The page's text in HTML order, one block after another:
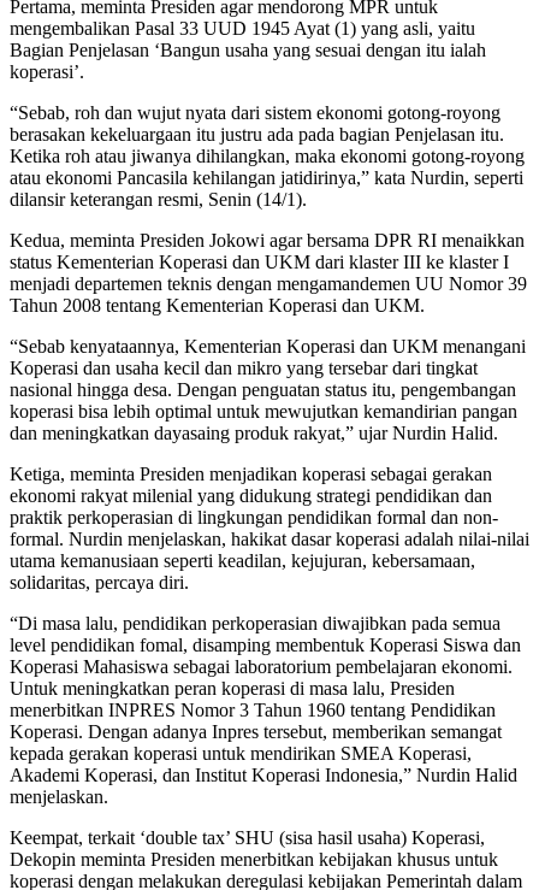
Pertama, meminta Presiden agar mendorong MPR untuk
mengembalikan Pasal 33 UUD 1945 Ayat (1) yang asli, yaitu
Bagian Penjelasan ‘Bangun usaha yang sesuai dengan itu ialah
koperasi’.
“Sebab, roh dan wujut nyata dari sistem ekonomi gotong-royong
berasakan kekeluargaan itu justru ada pada bagian Penjelasan itu.
Ketika roh atau jiwanya dihilangkan, maka ekonomi gotong-royong
atau ekonomi Pancasila kehilangan jatidirinya,” kata Nurdin, seperti
dilansir keterangan resmi, Senin (14/1).
Kedua, meminta Presiden Jokowi agar bersama DPR RI menaikkan
status Kementerian Koperasi dan UKM dari klaster III ke klaster I
menjadi departemen teknis dengan mengamandemen UU Nomor 39
Tahun 2008 tentang Kementerian Koperasi dan UKM.
“Sebab kenyataannya, Kementerian Koperasi dan UKM menangani
Koperasi dan usaha kecil dan mikro yang tersebar dari tingkat
nasional hingga desa. Dengan penguatan status itu, pengembangan
koperasi bisa lebih optimal untuk mewujutkan kemandirian pangan
dan meningkatkan dayasaing produk rakyat,” ujar Nurdin Halid.
Ketiga, meminta Presiden menjadikan koperasi sebagai gerakan
ekonomi rakyat milenial yang didukung strategi pendidikan dan
praktik perkoperasian di lingkungan pendidikan formal dan non-
formal. Nurdin menjelaskan, hakikat dasar koperasi adalah nilai-nilai
utama kemanusiaan seperti keadilan, kejujuran, kebersamaan,
solidaritas, percaya diri.
“Di masa lalu, pendidikan perkoperasian diwajibkan pada semua
level pendidikan fomal, disamping membentuk Koperasi Siswa dan
Koperasi Mahasiswa sebagai laboratorium pembelajaran ekonomi.
Untuk meningkatkan peran koperasi di masa lalu, Presiden
menerbitkan INPRES Nomor 3 Tahun 1960 tentang Pendidikan
Koperasi. Dengan adanya Inpres tersebut, memberikan semangat
kepada gerakan koperasi untuk mendirikan SMEA Koperasi,
Akademi Koperasi, dan Institut Koperasi Indonesia,” Nurdin Halid
menjelaskan.
Keempat, terkait ‘double tax’ SHU (sisa hasil usaha) Koperasi,
Dekopin meminta Presiden menerbitkan kebijakan khusus untuk
koperasi dengan melakukan deregulasi kebijakan Pemerintah dalam